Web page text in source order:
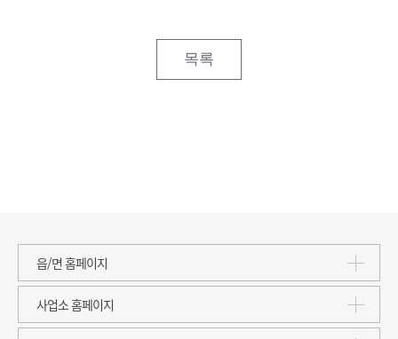
목록
읍/면 홈페이지
사업소 홈페이지